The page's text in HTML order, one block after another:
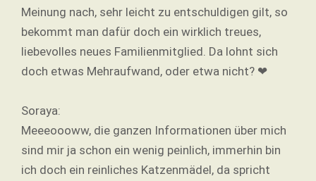
Meinung nach, sehr leicht zu entschuldigen gilt, so
bekommt man dafür doch ein wirklich treues,
liebevolles neues Familienmitglied. Da lohnt sich
doch etwas Mehraufwand, oder etwa nicht? ❤
Soraya:
Meeeoooww, die ganzen Informationen über mich
sind mir ja schon ein wenig peinlich, immerhin bin
ich doch ein reinliches Katzenmädel, da spricht